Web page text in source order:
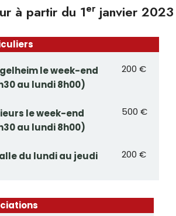
à partir du 1erjanvier 2023
le week-end
au lundi 8h00)
200 €
le week-end
au lundi 8h00)
500 €
du lundi au jeudi
200 €